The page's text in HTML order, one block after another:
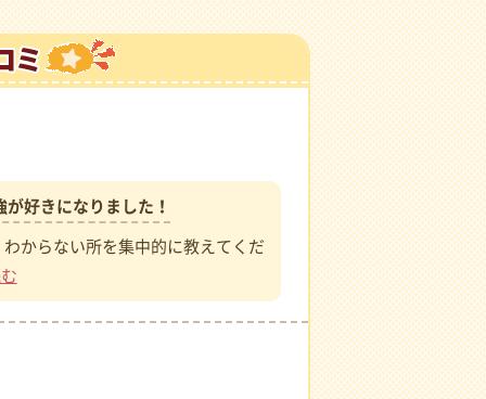
好きになりました！
からない所を集中的に教えてくだ